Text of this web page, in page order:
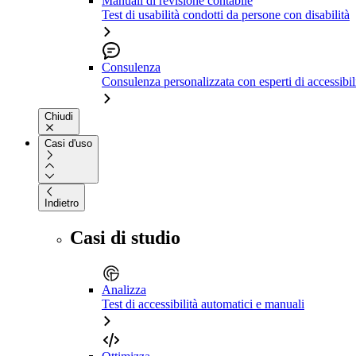
Test di usabilità condotti da persone con disabilità
Consulenza
Consulenza personalizzata con esperti di
Chiudi
Casi d'uso
Indietro
Casi di studio
Analizza
Test di accessibilità automatici e manuali